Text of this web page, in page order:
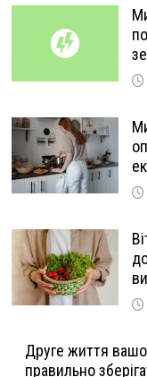
Друге життя
правильно